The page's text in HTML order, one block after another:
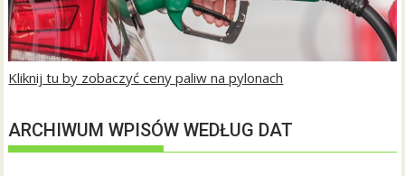
Kliknij tu by zobaczyć ceny paliw na pylonach
ARCHIWUM WPISÓW WEDŁUG DAT